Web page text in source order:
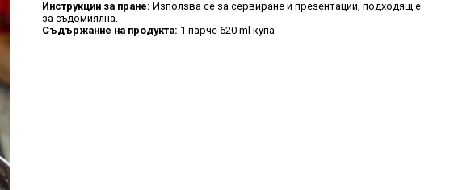
Инструкции за пране: Използва се за сервиране и презентации, подходящ е
за съдомиялна.
Съдържание на продукта: 1 парче 620 ml купа